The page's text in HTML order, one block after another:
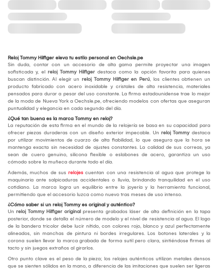
Reloj Tommy Hilfiger eleva tu estilo personal en Oechsle.pe
Sin duda, contar con un accesorio de alta gama permite proyectar una imagen
sofisticada y, el reloj Tommy Hilfiger destaca como la opción favorita para quienes
buscan distinción. Al elegir un reloj Tommy Hilfiger en Perú, los clientes obtienen un
producto fabricado con acero inoxidable y cristales de alta resistencia, materiales
pensados para durar a pesar del uso constante. La firma estadounidense trae lo mejor
de la moda de Nueva York a Oechsle.pe, ofreciendo modelos con ofertas que aseguran
puntualidad y elegancia en cada segundo del día.
¿Qué tan buena es la marca Tommy en reloj?
La reputación de esta firma en el mundo de la relojería se basa en su capacidad para
ofrecer piezas duraderas con un diseño exterior impecable. Un reloj Tommydestaca
por utilizar movimientos de cuarzo de alta fiabilidad, lo que asegura que la hora se
mantenga exacta sin necesidad de ajustes constantes. La calidad de sus correas, ya
sean de cuero genuino, silicona flexible o eslabones de acero, garantiza un uso
cómodo sobre la muñeca durante todo el día.
Además, muchos de sus relojes cuentan con una resistencia al agua que protege la
maquinaria ante salpicaduras accidentales o lluvia, brindando tranquilidad en el uso
cotidiano. La marca logra un equilibrio entre la joyería y la herramienta funcional,
permitiendo que el accesorio luzca como nuevo tras meses de uso intenso.
¿Cómo saber si un reloj Tommy es original y auténtico?
Un reloj Tommy Hilfiger original presenta grabados láser de alta definición en la tapa
posterior, donde se detalla el número de modelo y el nivel de resistencia al agua. El logo
de la bandera tricolor debe lucir nítido, con colores rojo, blanco y azul perfectamente
alineados, sin manchas de pintura ni bordes irregulares. Los botones laterales y la
corona suelen llevar la marca grabada de forma sutil pero clara, sintiéndose firmes al
tacto y sin juegos extraños al girarlos.
Otro punto clave es el peso de la pieza; los relojes auténticos utilizan metales densos
que se sienten sólidos en la mano, a diferencia de las imitaciones que suelen ser ligeras